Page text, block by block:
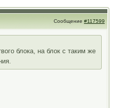
Сообщение #117599
блока, на блок с таким же